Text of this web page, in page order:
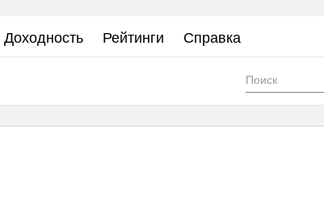
Доходность Рейтинги Справка
Форма
поиска